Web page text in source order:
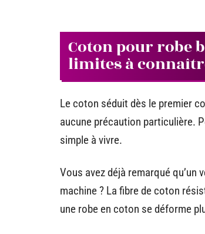
Coton pour robe
limites à
Le coton séduit dès le premier
aucune précaution particulière.
simple à vivre.
Vous avez déjà remarqué qu’un
machine ? La fibre de coton
une robe en coton se déforme